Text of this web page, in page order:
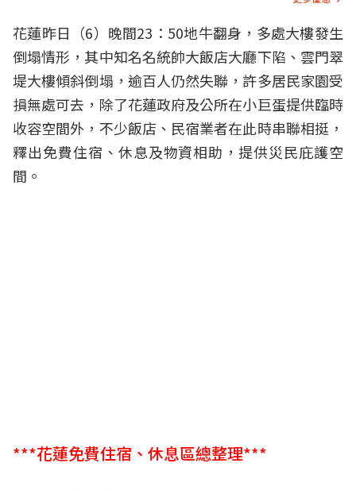
花蓮昨日（6）晚間23：50地牛翻身，多處大樓發生
倒塌情形，其中知名名統帥大飯店大廳下陷、雲門翠
堤大樓傾斜倒塌，逾百人仍然失聯，許多居民家園受
損無處可去，除了花蓮政府及公所在小巨蛋提供臨時
收容空間外，不少飯店、民宿業者在此時串聯相挺，
釋出免費住宿、休息及物資相助，提供災民庇護空
間。
***花蓮免費住宿、休息區總整理***